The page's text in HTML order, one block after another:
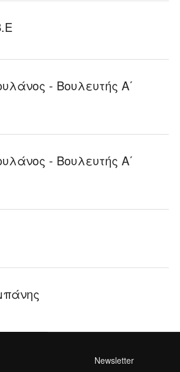
- Βουλευτής Α΄
- Βουλευτής Α΄
Newsletter